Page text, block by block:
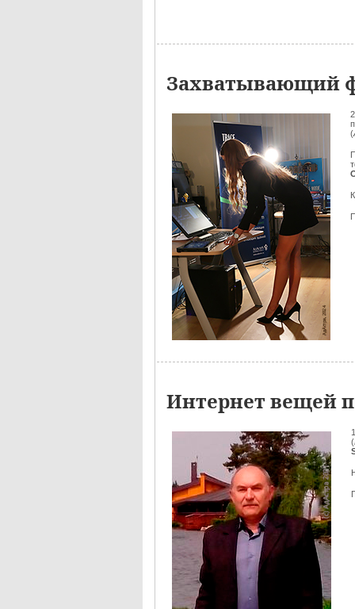
Захватывающий
(
Интернет вещей
(